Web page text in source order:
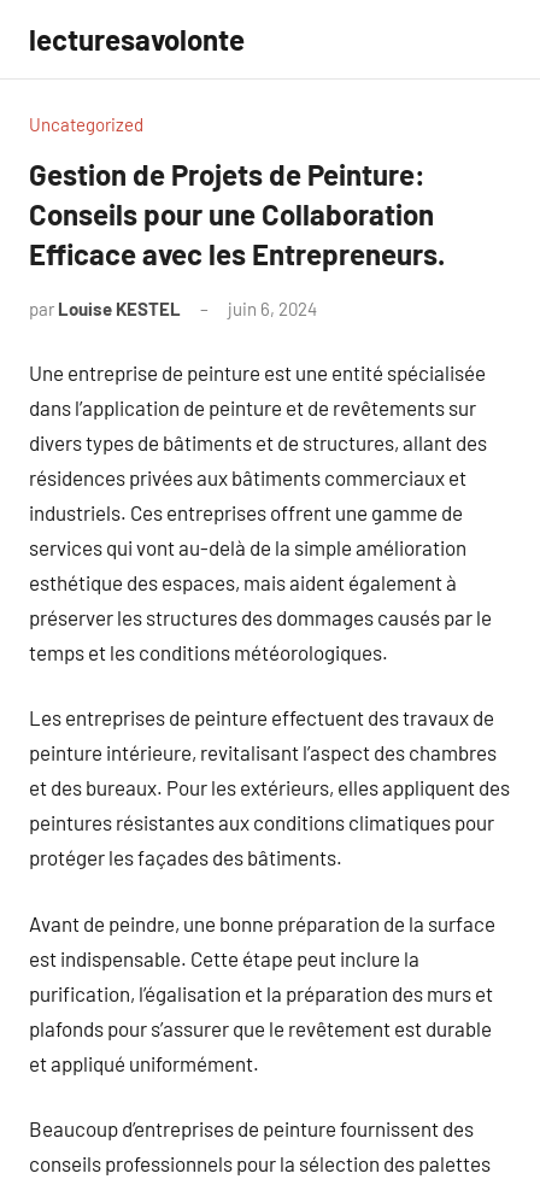
contenu
lecturesavolonte
Uncategorized
Gestion de Projets de Peinture:
Conseils pour une Collaboration
Efficace avec les Entrepreneurs.
par Louise KESTEL juin 6, 2024
Une entreprise de peinture est une entité spécialisée
dans l’application de peinture et de revêtements sur
divers types de bâtiments et de structures, allant des
résidences privées aux bâtiments commerciaux et
industriels. Ces entreprises offrent une gamme de
services qui vont au-delà de la simple amélioration
esthétique des espaces, mais aident également à
préserver les structures des dommages causés par le
temps et les conditions météorologiques.
Les entreprises de peinture effectuent des travaux de
peinture intérieure, revitalisant l’aspect des chambres
et des bureaux. Pour les extérieurs, elles appliquent des
peintures résistantes aux conditions climatiques pour
protéger les façades des bâtiments.
Avant de peindre, une bonne préparation de la surface
est indispensable. Cette étape peut inclure la
purification, l’égalisation et la préparation des murs et
plafonds pour s’assurer que le revêtement est durable
et appliqué uniformément.
Beaucoup d’entreprises de peinture fournissent des
conseils professionnels pour la sélection des palettes